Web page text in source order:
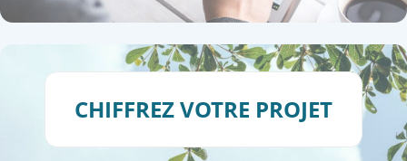
CHIFFREZ VOTRE PROJET